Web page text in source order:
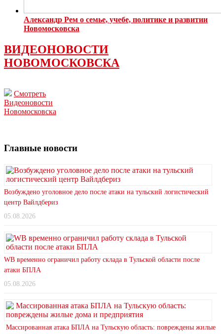
Александр Рем о семье, учебе, политике и развитии
Новомосковска
ВИДЕОНОВОСТИ
НОВОМОСКОВСКА
Смотреть
Видеоновости
Новомосковска
Главные новости
Возбуждено уголовное дело после атаки на тульский логистический
центр Вайлдбериз
05.08.2026
WB временно ограничил работу склада в Тульской области после
атаки БПЛА
05.08.2026
Массированная атака БПЛА на Тульскую область: повреждены жилые